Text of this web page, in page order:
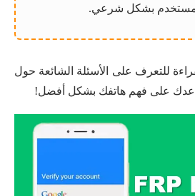
بشكل شرعي.
للتعرف على الأسئلة الشائعة حول